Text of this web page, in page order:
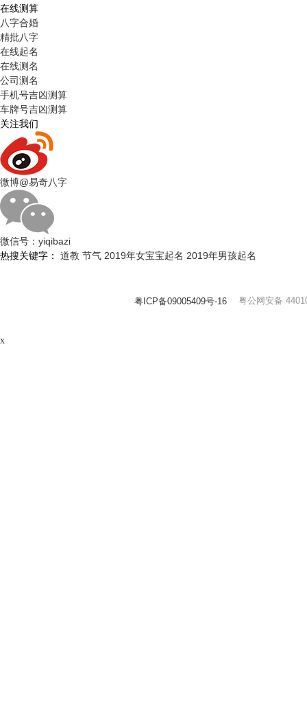
在线测算
八字合婚
精批八字
在线起名
在线测名
公司测名
手机号吉凶测算
车牌号吉凶测算
关注我们
微博@易奇八字
微信号： yiqibazi
热搜关键字： 道教 节气 2019年女宝宝起名 2019年男孩起名
粤ICP备09005409号-16 粤公网安备
x